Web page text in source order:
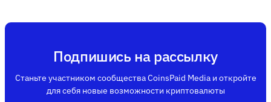
Подпишись на рассылку
Станьте участником сообщества CoinsPaid Media и откройте
для себя новые возможности криптовалюты